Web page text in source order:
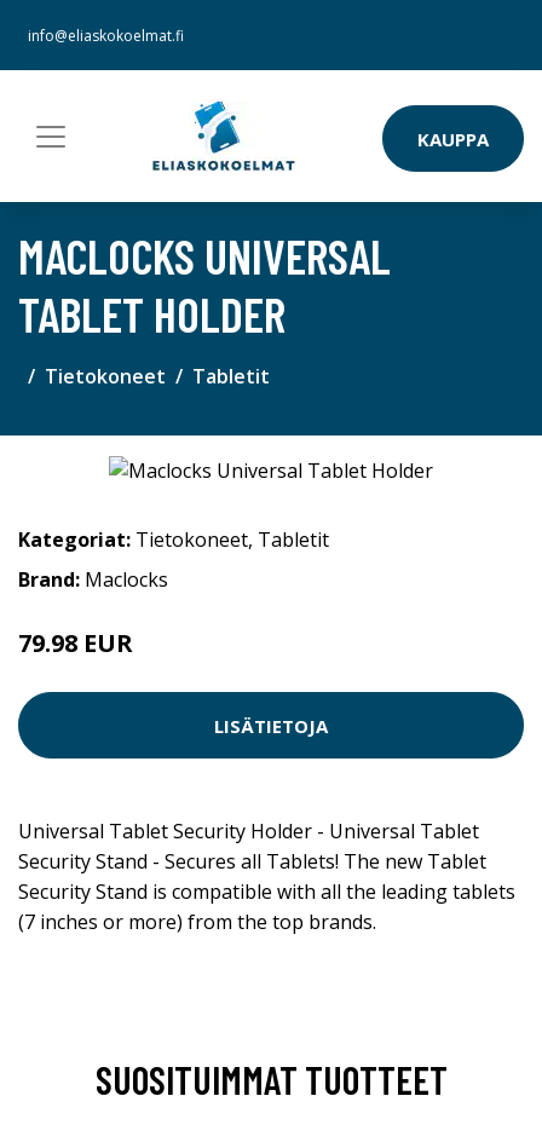
info@eliaskokoelmat.fi
KAUPPA
MACLOCKS UNIVERSAL
TABLET HOLDER
Tietokoneet Tabletit
Kategoriat: Tietokoneet, Tabletit
Brand: Maclocks
79.98 EUR
LISÄTIETOJA
Universal Tablet Security Holder - Universal Tablet
Security Stand - Secures all Tablets! The new Tablet
Security Stand is compatible with all the leading tablets
(7 inches or more) from the top brands.
SUOSITUIMMAT TUOTTEET